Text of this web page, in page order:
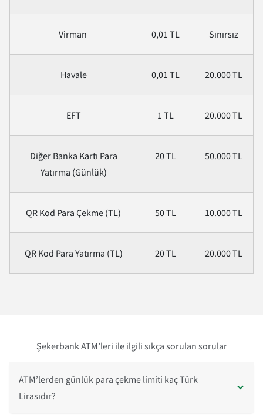
Virman 0,01 TL Sınırsız
Havale 0,01 TL 20.000 TL
EFT 1 TL 20.000 TL
Diğer Banka Kartı Para
Yatırma (Günlük)
20 TL 50.000 TL
QR Kod Para Çekme (TL) 50 TL 10.000 TL
QR Kod Para Yatırma (TL) 20 TL 20.000 TL
Şekerbank ATM’leri ile ilgili sıkça sorulan sorular
ATM’lerden günlük para çekme limiti kaç Türk
Lirasıdır?